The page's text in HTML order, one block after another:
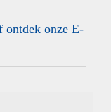
onze E-